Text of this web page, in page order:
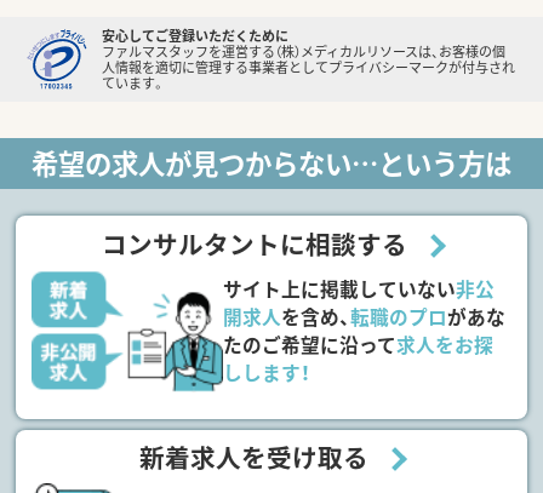
安心してご登録いただくために
ファルマスタッフを運営する（株）メディカルリソースは、お客様の個
人情報を適切に管理する事業者としてプライバシーマークが付与され
ています。
希望の求人が見つからない…という方は
コンサルタントに相談する
サイト上に掲載していない非公
開求人を含め、転職のプロがあな
たのご希望に沿って求人をお探
しします！
新着求人を受け取る